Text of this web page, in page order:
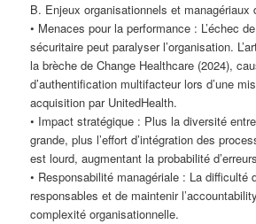
B. Enjeux organisationnels et managériaux
• Menaces pour la performance : L’échec
sécuritaire peut paralyser l’organisation.
la brèche de Change Healthcare (2024),
d’authentification multifacteur lors d’une
acquisition par UnitedHealth.
• Impact stratégique : Plus la diversité
grande, plus l’effort d’intégration des
est lourd, augmentant la probabilité
• Responsabilité managériale : La difficulté
responsables et de maintenir
complexité organisationnelle.